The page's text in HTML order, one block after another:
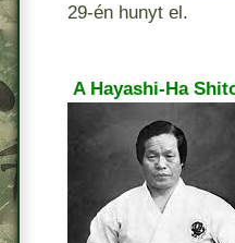
29-én hunyt el.
A Hayashi-Ha